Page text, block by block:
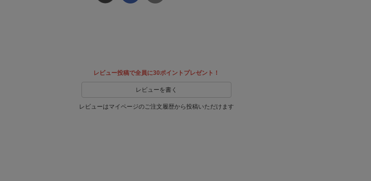
レビュー投稿で全員に30ポイントプレゼント！
レビューを書く
レビューはマイページのご注文履歴から投稿いただけます